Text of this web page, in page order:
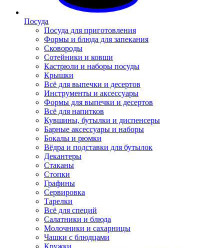
Посуда
Посуда для приготовления
Формы и блюда для запекания
Сковороды
Сотейники и ковши
Кастрюли и наборы посуды
Крышки
Всё для выпечки и десертов
Инструменты и аксессуары
Формы для выпечки и десертов
Всё для напитков
Кувшины, бутылки и диспенсеры
Барные аксессуары и наборы
Бокалы и рюмки
Вёдра и подставки для бутылок
Декантеры
Стаканы
Стопки
Графины
Сервировка
Тарелки
Всё для специй
Салатники и блюда
Молочники и сахарницы
Чашки с блюдцами
Кружки